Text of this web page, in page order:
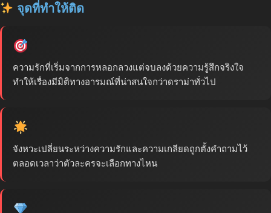
จุดที่ทำให้ติด
ความรักที่เริ่มจากการหลอกลวงแต่จบลงด้วยความรู้สึกจริงใจ
ทำให้เรื่องมีมิติทางอารมณ์ที่น่าสนใจกว่าดราม่าทั่วไป
จังหวะเปลี่ยนระหว่างความรักและความเกลียดถูกตั้งคำถามไว้
ตลอดเวลาว่าตัวละครจะเลือกทางไหน